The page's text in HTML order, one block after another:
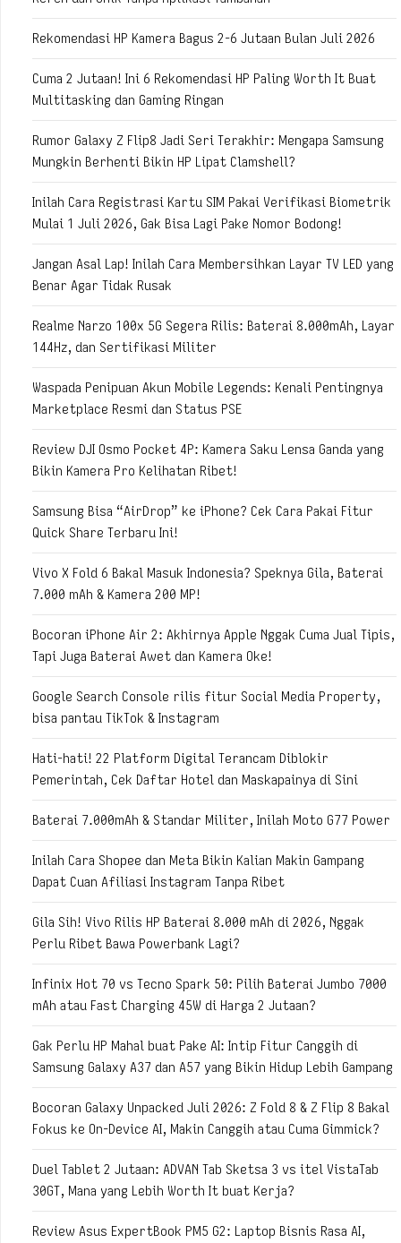
Rekomendasi HP Kamera Bagus 2-6 Jutaan Bulan Juli 2026
Cuma 2 Jutaan! Ini 6 Rekomendasi HP Paling Worth It Buat
Multitasking dan Gaming Ringan
Rumor Galaxy Z Flip8 Jadi Seri Terakhir: Mengapa Samsung
Mungkin Berhenti Bikin HP Lipat Clamshell?
Inilah Cara Registrasi Kartu SIM Pakai Verifikasi Biometrik
Mulai 1 Juli 2026, Gak Bisa Lagi Pake Nomor Bodong!
Jangan Asal Lap! Inilah Cara Membersihkan Layar TV LED yang
Benar Agar Tidak Rusak
Realme Narzo 100x 5G Segera Rilis: Baterai 8.000mAh, Layar
144Hz, dan Sertifikasi Militer
Waspada Penipuan Akun Mobile Legends: Kenali Pentingnya
Marketplace Resmi dan Status PSE
Review DJI Osmo Pocket 4P: Kamera Saku Lensa Ganda yang
Bikin Kamera Pro Kelihatan Ribet!
Samsung Bisa “AirDrop” ke iPhone? Cek Cara Pakai Fitur
Quick Share Terbaru Ini!
Vivo X Fold 6 Bakal Masuk Indonesia? Speknya Gila, Baterai
7.000 mAh & Kamera 200 MP!
Bocoran iPhone Air 2: Akhirnya Apple Nggak Cuma Jual Tipis,
Tapi Juga Baterai Awet dan Kamera Oke!
Google Search Console rilis fitur Social Media Property,
bisa pantau TikTok & Instagram
Hati-hati! 22 Platform Digital Terancam Diblokir
Pemerintah, Cek Daftar Hotel dan Maskapainya di Sini
Baterai 7.000mAh & Standar Militer, Inilah Moto G77 Power
Inilah Cara Shopee dan Meta Bikin Kalian Makin Gampang
Dapat Cuan Afiliasi Instagram Tanpa Ribet
Gila Sih! Vivo Rilis HP Baterai 8.000 mAh di 2026, Nggak
Perlu Ribet Bawa Powerbank Lagi?
Infinix Hot 70 vs Tecno Spark 50: Pilih Baterai Jumbo 7000
mAh atau Fast Charging 45W di Harga 2 Jutaan?
Gak Perlu HP Mahal buat Pake AI: Intip Fitur Canggih di
Samsung Galaxy A37 dan A57 yang Bikin Hidup Lebih Gampang
Bocoran Galaxy Unpacked Juli 2026: Z Fold 8 & Z Flip 8 Bakal
Fokus ke On-Device AI, Makin Canggih atau Cuma Gimmick?
Duel Tablet 2 Jutaan: ADVAN Tab Sketsa 3 vs itel VistaTab
30GT, Mana yang Lebih Worth It buat Kerja?
Review Asus ExpertBook PM5 G2: Laptop Bisnis Rasa AI,